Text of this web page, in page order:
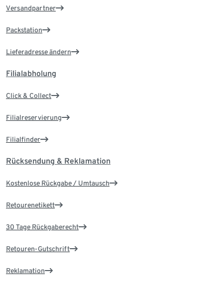
Versandpartner
Packstation
Lieferadresse ändern
Filialabholung
Click & Collect
Filialreservierung
Filialfinder
Rücksendung & Reklamation
Kostenlose Rückgabe / Umtausch
Retourenetikett
30 Tage Rückgaberecht
Retouren-Gutschrift
Reklamation